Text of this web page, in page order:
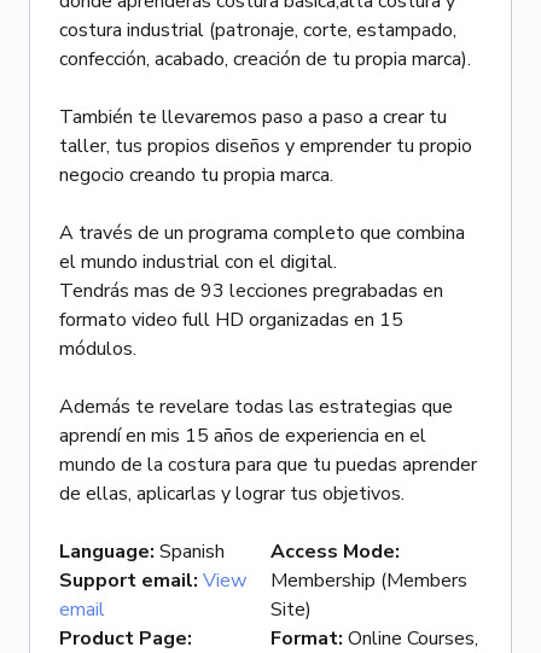
costura industrial (patronaje, corte, estampado,
confección, acabado, creación de tu propia marca).
También te llevaremos paso a paso a crear tu
taller, tus propios diseños y emprender tu propio
negocio creando tu propia marca.
A través de un programa completo que combina
el mundo industrial con el digital.
Tendrás mas de 93 lecciones pregrabadas en
formato video full HD organizadas en 15
módulos.
Además te revelare todas las estrategias que
aprendí en mis 15 años de experiencia en el
mundo de la costura para que tu puedas aprender
de ellas, aplicarlas y lograr tus objetivos.
Language: Spanish
Support email: View
email
Product Page:
Access Mode:
Membership (Members
Site)
Format: Online Courses,